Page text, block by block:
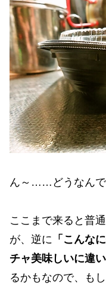
ん～……どうなんで
ここまで来ると普
が、逆に 「こんな
チャ美味しいに違い
るかもなので、も